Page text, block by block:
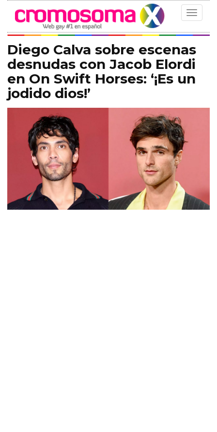
Toggle
Diego Calva sobre escenas
desnudas con Jacob Elordi
en On Swift Horses: ‘¡Es un
jodido dios!’